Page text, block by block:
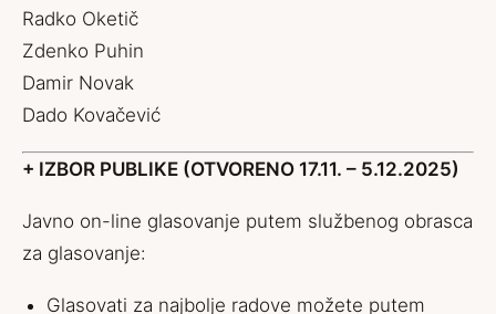
Radko Oketič
Zdenko Puhin
Damir Novak
Dado Kovačević
+ IZBOR PUBLIKE (OTVORENO 17.11. – 5.12.2025)
Javno on-line glasovanje putem službenog obrasca
za glasovanje:
Glasovati za najbolje radove možete putem